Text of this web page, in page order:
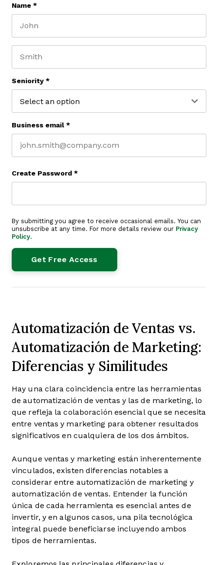
Name *
Seniority *
Business email *
Create Password *
By submitting you agree to receive occasional emails. You can
unsubscribe at any time. For more details review our Privacy
Policy.
Automatización de Ventas vs.
Automatización de Marketing:
Diferencias y Similitudes
Hay una clara coincidencia entre las herramientas
de automatización de ventas y las de marketing, lo
que refleja la colaboración esencial que se necesita
entre ventas y marketing para obtener resultados
significativos en cualquiera de los dos ámbitos.
Aunque ventas y marketing están inherentemente
vinculados, existen diferencias notables a
considerar entre automatización de marketing y
automatización de ventas. Entender la función
única de cada herramienta es esencial antes de
invertir, y en algunos casos, una pila tecnológica
integral puede beneficiarse incluyendo ambos
tipos de herramientas.